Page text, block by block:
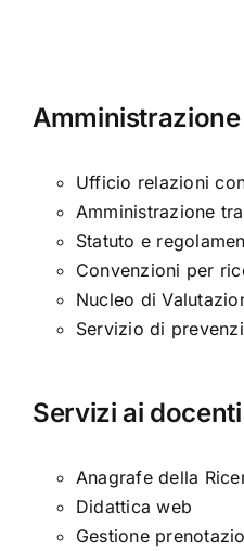
Amministrazione
Ufficio relazioni
Amministrazione
Statuto e
Convenzioni per
Nucleo di
Servizio di
Servizi ai docenti
Anagrafe della
Didattica web
Gestione